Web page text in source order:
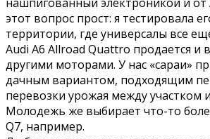
этот вопрос прост: я тестировала
территории, где универсалы все
Audi A6 Allroad Quattro продается и
другими моторами. У нас «сараи»
дачным вариантом, подходящим
перевозки урожая между участком
Молодежь же выбирает что-то
Q7, например.